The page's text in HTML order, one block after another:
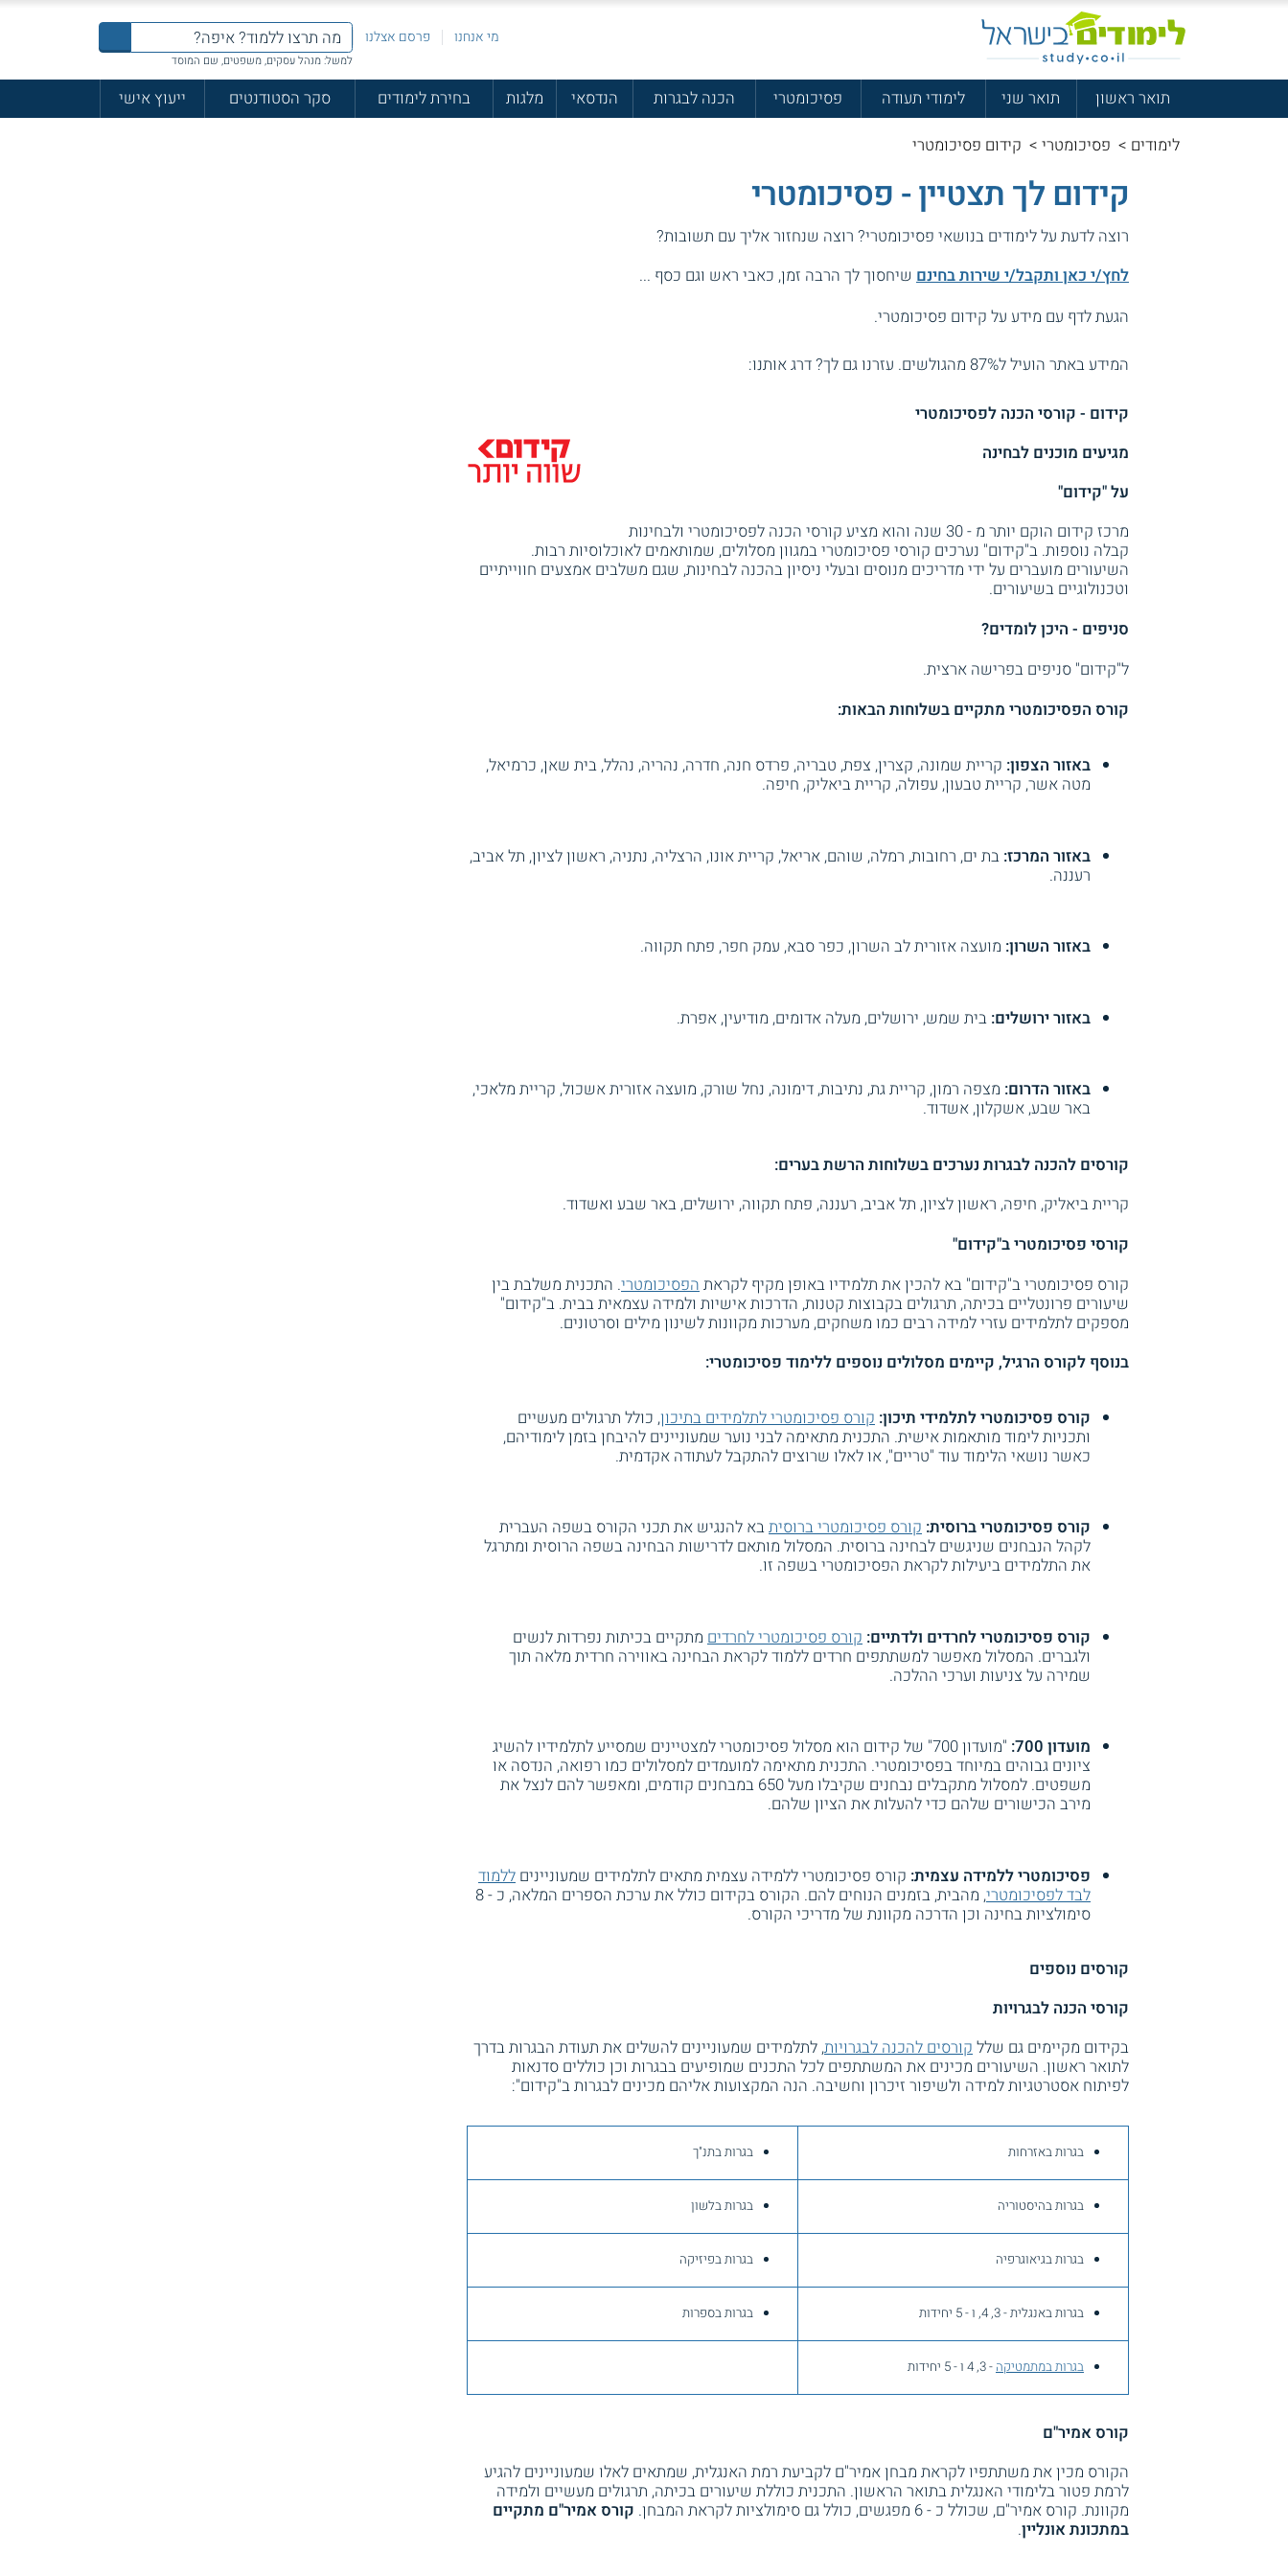
מי אנחנו פרסם אצלנו
למשל: מנהל עסקים, משפטים, שם המוסד
תואר ראשון תואר שני לימודי תעודה פסיכומטרי הכנה לבגרות הנדסאי מלגות בחירת לימודים סקר הסטודנטים
ייעוץ אישי
לימודים > פסיכומטרי > קידום פסיכומטרי
קידום לך תצטיין - פסיכומטרי
רוצה לדעת על לימודים בנושאי פסיכומטרי? רוצה שנחזור אליך עם תשובות?
לחץ/י כאן ותקבל/י שירות בחינם שיחסוך לך הרבה זמן, כאבי ראש וגם כסף ...
הגעת לדף עם מידע על קידום פסיכומטרי.
המידע באתר הועיל ל87% מהגולשים.
עזרנו גם לך? דרג אותנו:
קידום - קורסי הכנה לפסיכומטרי
מגיעים מוכנים לבחינה
על "קידום"
מרכז קידום הוקם יותר מ - 30 שנה והוא מציע קורסי הכנה לפסיכומטרי ולבחינות
קבלה נוספות. ב"קידום" נערכים קורסי פסיכומטרי במגוון מסלולים, שמותאמים לאוכלוסיות רבות.
השיעורים מועברים על ידי מדריכים מנוסים ובעלי ניסיון בהכנה לבחינות, שגם משלבים אמצעים חווייתיים
וטכנולוגיים בשיעורים.
סניפים - היכן לומדים?
ל"קידום" סניפים בפרישה ארצית.
קורס הפסיכומטרי מתקיים בשלוחות הבאות:
באזור הצפון: קריית שמונה, קצרין, צפת, טבריה, פרדס חנה, חדרה, נהריה, נהלל, בית שאן, כרמיאל,
מטה אשר, קריית טבעון, עפולה, קריית ביאליק, חיפה.
באזור המרכז: בת ים, רחובות, רמלה, שוהם, אריאל, קריית אונו, הרצליה, נתניה, ראשון לציון, תל אביב,
רעננה.
באזור השרון: מועצה אזורית לב השרון, כפר סבא, עמק חפר, פתח תקווה.
באזור ירושלים: בית שמש, ירושלים, מעלה אדומים, מודיעין, אפרת.
באזור הדרום: מצפה רמון, קריית גת, נתיבות, דימונה, נחל שורק, מועצה אזורית אשכול, קריית מלאכי,
באר שבע, אשקלון, אשדוד.
קורסים להכנה לבגרות נערכים בשלוחות הרשת בערים:
קריית ביאליק, חיפה, ראשון לציון, תל אביב, רעננה, פתח תקווה, ירושלים, באר שבע ואשדוד.
קורסי פסיכומטרי ב"קידום"
קורס פסיכומטרי ב"קידום" בא להכין את תלמידיו באופן מקיף לקראת הפסיכומטרי. התכנית משלבת בין
שיעורים פרונטליים בכיתה, תרגולים בקבוצות קטנות, הדרכות אישיות ולמידה עצמאית בבית. ב"קידום"
מספקים לתלמידים עזרי למידה רבים כמו משחקים, מערכות מקוונות לשינון מילים וסרטונים.
בנוסף לקורס הרגיל, קיימים מסלולים נוספים ללימוד פסיכומטרי:
קורס פסיכומטרי לתלמידי תיכון: קורס פסיכומטרי לתלמידים בתיכון, כולל תרגולים מעשיים
ותכניות לימוד מותאמות אישית. התכנית מתאימה לבני נוער שמעוניינים להיבחן בזמן לימודיהם,
כאשר נושאי הלימוד עוד "טריים", או לאלו שרוצים להתקבל לעתודה אקדמית.
קורס פסיכומטרי ברוסית: קורס פסיכומטרי ברוסיתבא להנגיש את תכני הקורס בשפה העברית
לקהל הנבחנים שניגשים לבחינה ברוסית. המסלול מותאם לדרישות הבחינה בשפה הרוסית ומתרגל
את התלמידים ביעילות לקראת הפסיכומטרי בשפה זו.
קורס פסיכומטרי לחרדים ולדתיים: קורס פסיכומטרי לחרדים מתקיים בכיתות נפרדות לנשים
ולגברים. המסלול מאפשר למשתתפים חרדים ללמוד לקראת הבחינה באווירה חרדית מלאה תוך
שמירה על צניעות וערכי ההלכה.
מועדון 700:
"מועדון 700" של קידום הוא מסלול פסיכומטרי למצטיינים שמסייע לתלמידיו להשיג
ציונים גבוהים במיוחד בפסיכומטרי. התכנית מתאימה למועמדים למסלולים כמו רפואה, הנדסה או
משפטים. למסלול מתקבלים נבחנים שקיבלו מעל 650 במבחנים קודמים, ומאפשר להם לנצל את
מירב הכישורים שלהם כדי להעלות את הציון שלהם.
פסיכומטרי ללמידה עצמית: קורס פסיכומטרי ללמידה עצמית מתאים לתלמידים שמעוניינים ללמוד
לבד לפסיכומטרי
, מהבית, בזמנים הנוחים להם. הקורס בקידום כולל את ערכת הספרים המלאה, כ - 8
סימולציות בחינה וכן הדרכה מקוונת של מדריכי הקורס.
קורסים נוספים
קורסי הכנה לבגרויות
בקידום מקיימים גם שללקורסים להכנה לבגרויות, לתלמידים שמעוניינים להשלים את תעודת הבגרות בדרך
לתואר ראשון. השיעורים מכינים את המשתתפים לכל התכנים שמופיעים בבגרות וכן כוללים סדנאות
לפיתוח אסטרטגיות למידה ולשיפור זיכרון וחשיבה. הנה המקצועות אליהם מכינים לבגרות ב"קידום":
בגרות באזרחות בגרות בתנ"ך
בגרות בהיסטוריה בגרות בלשון
בגרות בגיאוגרפיה בגרות בפיזיקה
בגרות באנגלית - 3, 4, ו - 5 יחידות בגרות בספרות
בגרות במתמטיקה - 3, 4 ו - 5 יחידות
קורס אמיר"ם
הקורס מכין את משתתפיו לקראת מבחן אמיר"ם לקביעת רמת האנגלית, שמתאים לאלו שמעוניינים להגיע
לרמת פטור בלימודי האנגלית בתואר הראשון. התכנית כוללת שיעורים בכיתה, תרגולים מעשיים ולמידה
מקוונת. קורס אמיר"ם, שכולל כ - 6 מפגשים, כולל גם סימולציות לקראת המבחן.
קורס אמיר"ם מתקיים
במתכונת אונליין.